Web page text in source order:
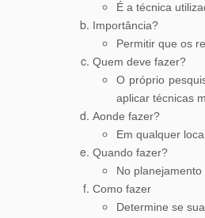
É a técnica
Importância?
Permitir que os
Quem deve fazer?
O próprio
aplicar técnicas
Aonde fazer?
Em qualquer
Quando fazer?
No
Como fazer
Determine se